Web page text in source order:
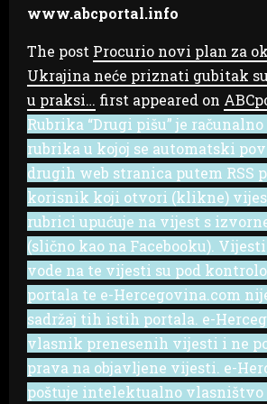
www.abcportal.info
The post Procurio novi plan za
Ukrajina neće priznati gubitak
u praksi… first appeared on
Rubrika “Drugi pišu” je
rubrika u kojoj se automatski
drugih web stranica putem RSS
korisnik koji otvori (klikne)
rubrici upućuje na vijest s
(slično kao na Facebooku).
vode na te vijesti su pod
portala te e-Hercegovina.com
sadržaj tih istih portala. e-
vlasnik prenesenih vijesti i ne
prava na objavljene vijesti. e-
poštuje intelektualno vlasništvo